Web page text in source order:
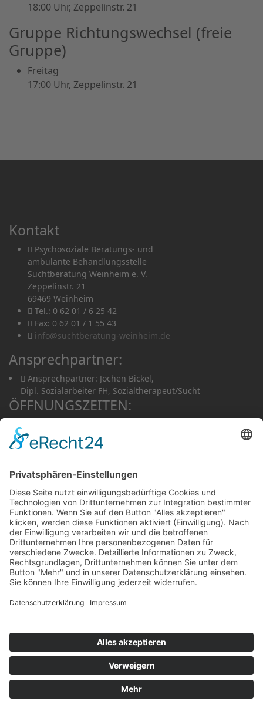
18:00 Uhr, Zeppelinstr. 21
Gruppe Richtungswechsel (freie
Gruppe)
Freitag
17:00 Uhr, Zeppelinstr. 21
Kontakt
Psychosoziale Beratungs- und
ambulante Behandlungsstelle
Suchtberatung Weinheim e. V.
Zeppelinstr. 21
69469 Weinheim
Tel.: 0 62 01 / 6 25 42
Fax: 0 62 01 / 1 55 43
info@suchtberatung-weinheim.de
Ansprechpartner:
Ansprechpartner: Jochen Bickel,
Dipl. Sozialarbeiter FH, Sozialtherapeut/Sucht
ÖFFNUNGSZEITEN:
u. von 13.00 Uhr - 17.00 Uhr
Di.von 8.00 Uhr - 12.00 Uhr
Fr.von 8.00 Uhr - 12.00 Uhr
Rechte vorbehalten. |Impressum
designed bygeh-online
Cookie-Einstellungen